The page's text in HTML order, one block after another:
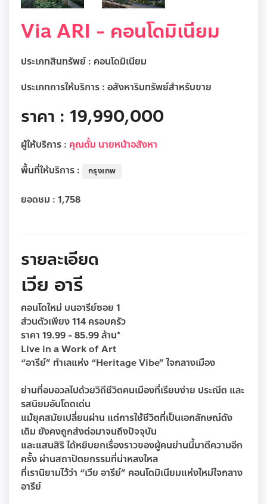
Via ARI - คอนโดมิเนียม
ประเภทสินทรัพย์ : คอนโดมิเนียม
ประเภทการให้บริการ : อสังหาริมทรัพย์สำหรับขาย
ราคา : 19,990,000
ผู้ให้บริการ : คุณตั้ม นายหน้าอสังหา
พื้นที่ให้บริการ :
กรุงเทพ
ยอดชม : 1,758
รายละเอียด
เวีย อารี
คอนโดใหม่ บนอารีย์ซอย 1
ส่วนตัวเพียง 114 ครอบครัว
ราคา 19.99 - 85.99 ล้าน*
Live in a Work of Art​
“อารีย์” ทำเลแห่ง “Heritage Vibe” ใจกลางเมือง​
ย่านที่อบอวลไปด้วยวิถีชีวิตคนเมืองที่เรียบง่าย ประณีต และ
รสนิยมอันโดดเด่น​
แม้ยุคสมัยเปลี่ยนผ่าน แต่การใช้ชีวิตที่เป็นเอกลักษณ์ดัง
เดิม ยังคงถูกส่งต่อมาจนถึงปัจจุบัน ​
และแสนสิริ ได้หยิบยกเรื่องราวของผู้คนย่านนี้มาตีความอีก
ครั้ง ผ่านสถาปัตยกรรมที่น่าหลงใหล​
ที่เรานิยามไว้ว่า “เวีย อารีย์” คอนโดมิเนียมแห่งใหม่ใจกลาง
อารีย์​
_______